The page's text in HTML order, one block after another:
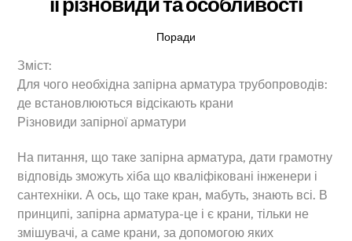
Поради
Зміст:
Для чого необхідна запірна арматура трубопроводів:
де встановлюються відсікають крани
Різновиди запірної арматури
На питання, що таке запірна арматура, дати грамотну
відповідь зможуть хіба що кваліфіковані інженери і
сантехніки. А ось, що таке кран, мабуть, знають всі. В
принципі, запірна арматура-це і є крани, тільки не
змішувачі, а саме крани, за допомогою яких